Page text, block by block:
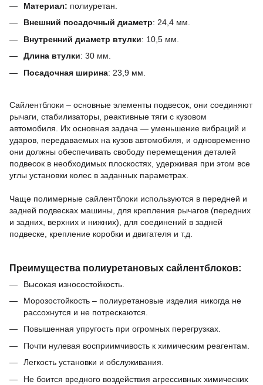
Материал: полиуретан.
Внешний посадочный диаметр: 24,4 мм.
Внутренний диаметр втулки: 10,5 мм.
Длина втулки: 30 мм.
Посадочная ширина: 23,9 мм.
Сайлентблоки – основные элементы подвесок, они соединяют
рычаги, стабилизаторы, реактивные тяги с кузовом
автомобиля.
Их основная задача — уменьшение вибраций и
ударов, передаваемых на кузов автомобиля, и одновременно
они должны обеспечивать свободу перемещения деталей
подвесок в необходимых плоскостях, удерживая при этом все
углы установки колес в заданных параметрах.
Чаще полимерные сайлентблоки используются в передней и
задней подвесках машины,
для крепления рычагов (передних
и задних, верхних и нижних),
для соединений в задней
подвеске, крепление коробки и двигателя и т.д.
Преимущества полиуретановых сайлентблоков:
Высокая износостойкость.
Морозостойкость – полиуретановые изделия никогда не
рассохнутся и не потрескаются.
Повышенная упругость при огромных перегрузках.
Почти нулевая восприимчивость к химическим реагентам.
Легкость установки и обслуживания.
Не боится вредного воздействия агрессивных химических